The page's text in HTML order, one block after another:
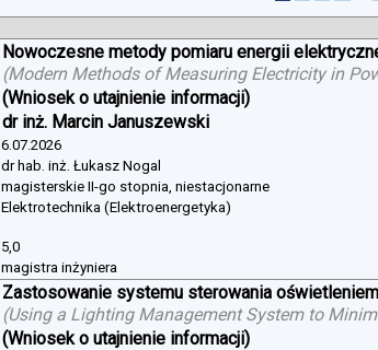
Nowoczesne metody pomiaru energii
(Modern Methods of Measuring Electricity in
(Wniosek o utajnienie informacji)
dr inż. Marcin Januszewski
6.07.2026
dr hab. inż. Łukasz Nogal
magisterskie II-go stopnia, niestacjonarne
Elektrotechnika (Elektroenergetyka)
5,0
magistra inżyniera
Zastosowanie systemu sterowania
(Using a Lighting Management System to
(Wniosek o utajnienie informacji)